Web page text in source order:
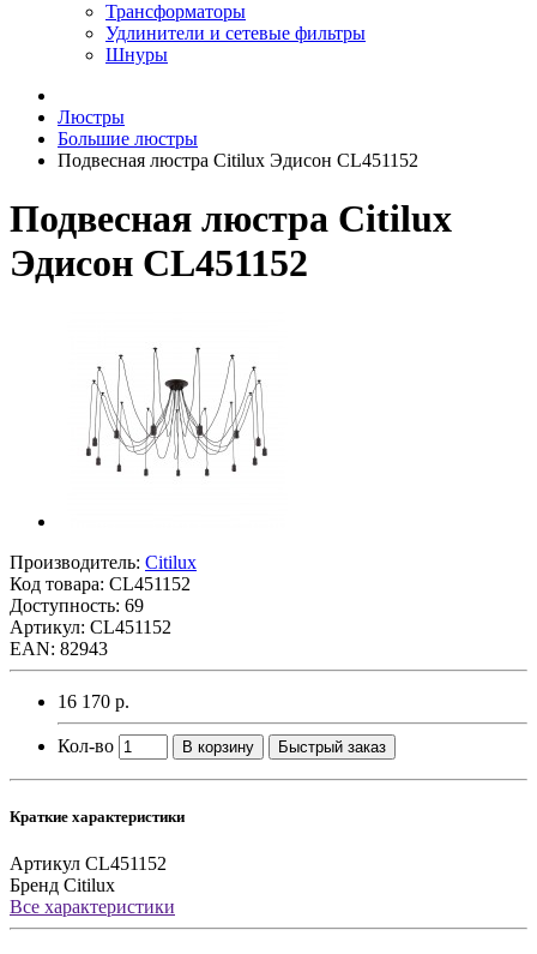
Трансформаторы
Удлинители и сетевые фильтры
Шнуры
Люстры
Большие люстры
Подвесная люстра Citilux Эдисон CL451152
Подвесная люстра Citilux
Эдисон CL451152
Производитель: Citilux
Код товара: CL451152
Доступность: 69
Артикул: CL451152
EAN: 82943
16 170 р.
Кол-во В корзину Быстрый заказ
Краткие характеристики
Артикул CL451152
Бренд Citilux
Все характеристики